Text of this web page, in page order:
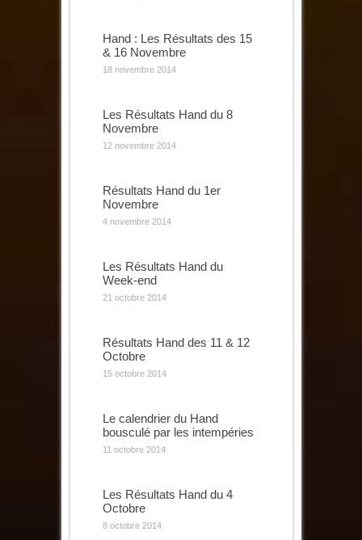
Hand : Les Résultats des 15
& 16 Novembre
18 novembre 2014
Les Résultats Hand du 8
Novembre
12 novembre 2014
Résultats Hand du 1er
Novembre
4 novembre 2014
Les Résultats Hand du
Week-end
21 octobre 2014
Résultats Hand des 11 & 12
Octobre
15 octobre 2014
Le calendrier du Hand
bousculé par les intempéries
11 octobre 2014
Les Résultats Hand du 4
Octobre
8 octobre 2014